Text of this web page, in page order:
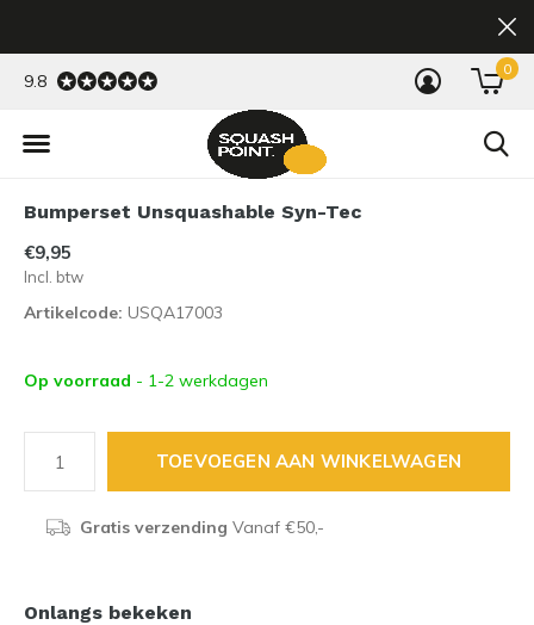
0
9.8
Bumperset Unsquashable Syn-Tec
€9,95
Incl. btw
Artikelcode: USQA17003
Op voorraad - 1-2 werkdagen
TOEVOEGEN AAN WINKELWAGEN
Gratis verzending Vanaf €50,-
Onlangs bekeken